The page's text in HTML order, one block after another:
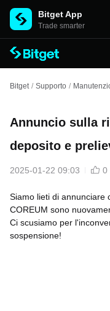
Bitget App
Trade smarter
Bitget / Supporto /
Annuncio sulla
deposito e
2025-01-22 09:03 0
Siamo lieti di annunciare
COREUM sono
Ci scusiamo per
sospensione!